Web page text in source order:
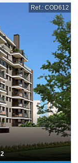
Ref.: COD612
2